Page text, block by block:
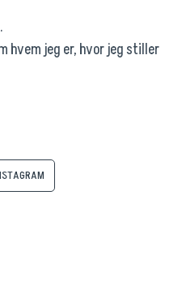
hvem jeg er, hvor jeg stiller